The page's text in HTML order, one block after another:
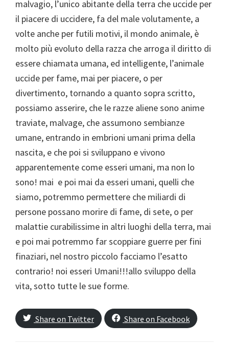
malvagio, l’unico abitante della terra che uccide per
il piacere di uccidere, fa del male volutamente, a
volte anche per futili motivi, il mondo animale, è
molto più evoluto della razza che arroga il diritto di
essere chiamata umana, ed intelligente, l’animale
uccide per fame, mai per piacere, o per
divertimento, tornando a quanto sopra scritto,
possiamo asserire, che le razze aliene sono anime
traviate, malvage, che assumono sembianze
umane, entrando in embrioni umani prima della
nascita, e che poi si sviluppano e vivono
apparentemente come esseri umani, ma non lo
sono! mai e poi mai da esseri umani, quelli che
siamo, potremmo permettere che miliardi di
persone possano morire di fame, di sete, o per
malattie curabilissime in altri luoghi della terra, mai
e poi mai potremmo far scoppiare guerre per fini
finaziari, nel nostro piccolo facciamo l’esatto
contrario! noi esseri Umani!!!allo sviluppo della
vita, sotto tutte le sue forme.
Share on Twitter Share on Facebook